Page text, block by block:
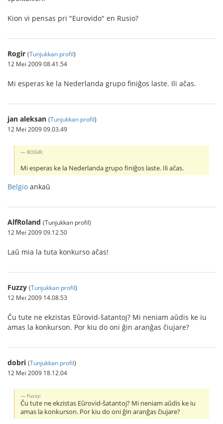
Kion vi pensas pri "Eurovido" en Rusio?
Rogir (Tunjukkan profil)
12 Mei 2009 08.41.54
Mi esperas ke la Nederlanda grupo finiĝos laste. Ili aĉas.
jan aleksan (Tunjukkan profil)
12 Mei 2009 09.03.49
ROGIR:
Mi esperas ke la Nederlanda grupo finiĝos laste. Ili aĉas.
Belgio ankaŭ
AlfRoland (Tunjukkan profil)
12 Mei 2009 09.12.50
Laŭ mia la tuta konkurso aĉas!
Fuzzy (Tunjukkan profil)
12 Mei 2009 14.08.53
Ĉu tute ne ekzistas Eŭrovid-ŝatantoj? Mi neniam aŭdis ke iu
amas la konkurson. Por kiu do oni ĝin aranĝas ĉiujare?
dobri (Tunjukkan profil)
12 Mei 2009 18.12.04
Fuzzy:
Ĉu tute ne ekzistas Eŭrovid-ŝatantoj? Mi neniam aŭdis ke iu
amas la konkurson. Por kiu do oni ĝin aranĝas ĉiujare?